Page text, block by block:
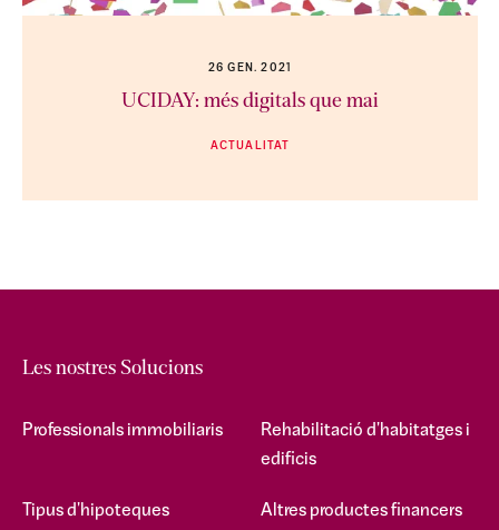
26 GEN. 2021
UCIDAY: més digitals que mai
ACTUALITAT
Les nostres Solucions
Professionals immobiliaris
Rehabilitació d'habitatges i
edificis
Tipus d'hipoteques
Altres productes financers